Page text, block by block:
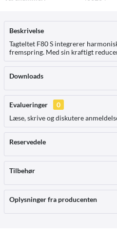
Beskrivelse
Tagteltet F80 S integrerer
fremspring. Med sin kraftigt
Downloads
Evalueringer
0
Læse, skrive og diskutere
Reservedele
Tilbehør
Oplysninger fra producenten